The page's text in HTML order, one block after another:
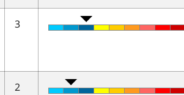
3
2